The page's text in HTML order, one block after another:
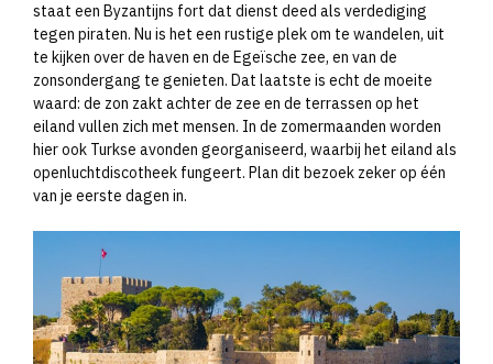
staat een Byzantijns fort dat dienst deed als verdediging
tegen piraten. Nu is het een rustige plek om te wandelen, uit
te kijken over de haven en de Egeïsche zee, en van de
zonsondergang te genieten. Dat laatste is echt de moeite
waard: de zon zakt achter de zee en de terrassen op het
eiland vullen zich met mensen. In de zomermaanden worden
hier ook Turkse avonden georganiseerd, waarbij het eiland als
openluchtdiscotheek fungeert. Plan dit bezoek zeker op één
van je eerste dagen in.